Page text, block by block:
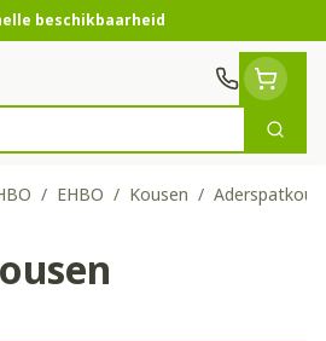
beschikbaarheid
Zoek
/ EHBO / Kousen /